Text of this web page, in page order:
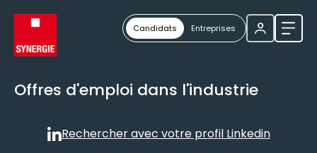
Candidats Entreprises
Offres d'emploi dans l'industrie
Rechercher avec votre
Rechercher avec votre profil Linkedin